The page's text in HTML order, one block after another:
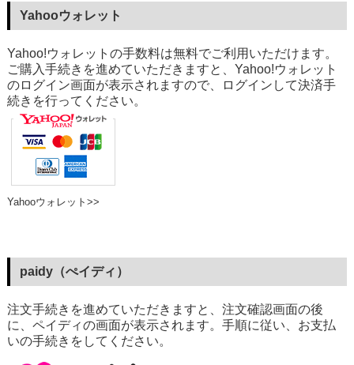
Yahooウォレット
Yahoo!ウォレットの手数料は無料でご利用いただけます。
ご購入手続きを進めていただきますと、Yahoo!ウォレット
のログイン画面が表示されますので、ログインして決済手
続きを行ってください。
Yahooウォレット>>
paidy（ぺイディ）
注文手続きを進めていただきますと、注文確認画面の後
に、ペイディの画面が表示されます。手順に従い、お支払
いの手続きをしてください。